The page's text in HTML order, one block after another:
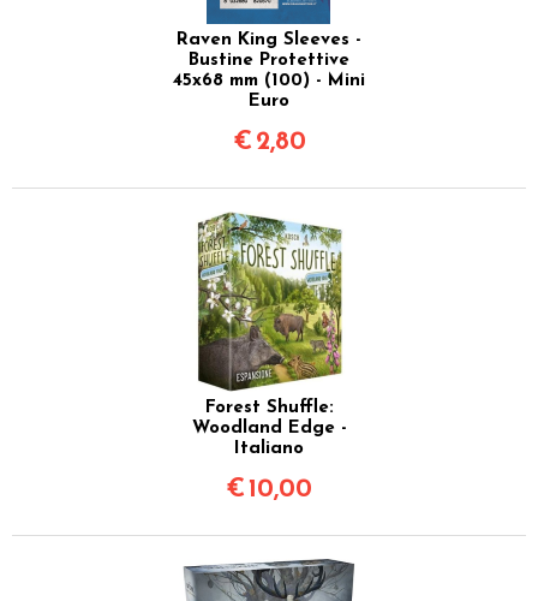
Raven King Sleeves -
Bustine Protettive
45x68 mm (100) - Mini
Euro
€ 2,80
Forest Shuffle:
Woodland Edge -
Italiano
€ 10,00